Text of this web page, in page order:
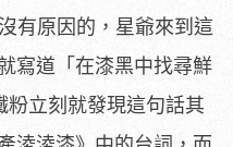
有原因的，星爺來到這
寫道「在漆黑中找尋鮮
粉立刻就發現這句話其